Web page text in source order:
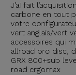
J’ai fait
carbone en tout
votre
vert anglais/vert
accessoires qui
allroad pro disc,
GRX 800+sub
road ergomax